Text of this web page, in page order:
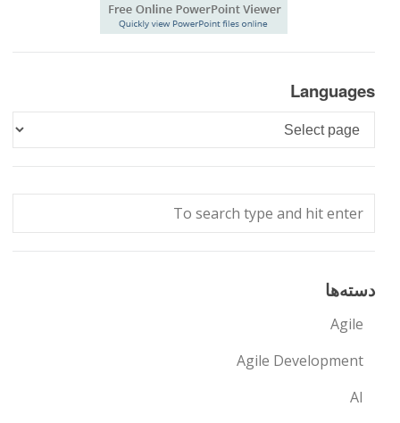
Languages
Languages
دسته‌ها
Agile
Agile Development
AI